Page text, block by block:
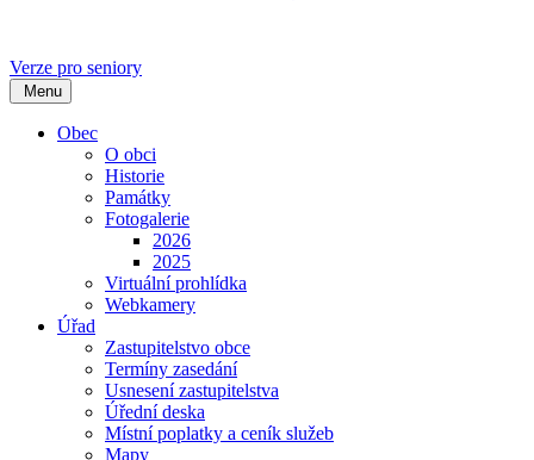
Verze pro seniory
Menu
Obec
O obci
Historie
Památky
Fotogalerie
2026
2025
Virtuální prohlídka
Webkamery
Úřad
Zastupitelstvo obce
Termíny zasedání
Usnesení zastupitelstva
Úřední deska
Místní poplatky a ceník služeb
Mapy